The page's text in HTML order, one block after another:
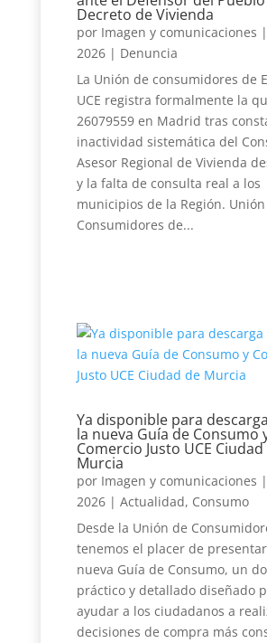
Decreto de Vivienda
por Imagen y comunicaciones |
2026| Denuncia
La Unión de consumidores de
UCE registra formalmente la
26079559 en Madrid tras
inactividad sistemática del
Asesor Regional de Vivienda
y la falta de consulta real a los
municipios de la Región.
Consumidores de...
Ya disponible para
la nueva Guía de Consumo
Comercio Justo UCE
Murcia
por Imagen y comunicaciones |
2026| Actualidad, Consumo
Desde la Unión de
tenemos el placer de
nueva Guía de Consumo, un
práctico y detallado diseñado
ayudar a los ciudadanos a
decisiones de compra más